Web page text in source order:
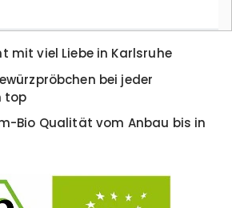
mit viel Liebe in Karlsruhe
bei jeder
top
Bio Qualität vom Anbau bis in